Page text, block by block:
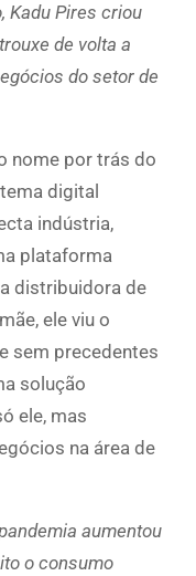
Kadu Pires criou
de volta a
do setor de
nome por trás do
digital
indústria,
plataforma
distribuidora de
ele viu o
sem precedentes
solução
ele, mas
na área de
aumentou
o consumo